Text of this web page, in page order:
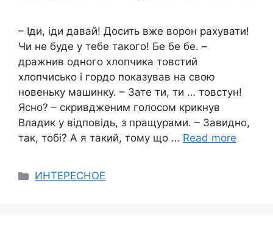
– Іди, іди давай! Досить вже ворон рахувати!
Чи не буде у тебе такого! Бе бе бе. –
дражнив одного хлопчика товстий
хлопчисько і гордо показував на свою
новеньку машинку. – Зате ти, ти … товстун!
Ясно? – скривдженим голосом крикнув
Владик у відповідь, з пращурами. – Завидно,
так, тобі? А я такий, тому що … Read more
Categories
ИНТЕРЕСНОЕ